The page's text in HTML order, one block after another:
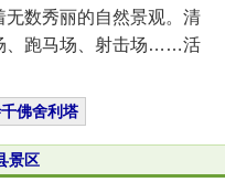
数秀丽的自然景观。清
、跑马场、射击场……活
佛舍利塔
景区